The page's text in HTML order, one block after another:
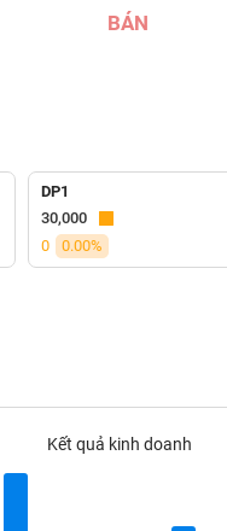
BÁN
DP1
30,000
0
0.00%
Kết quả kinh doanh